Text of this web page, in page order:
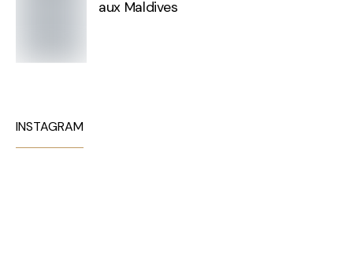
aux Maldives
INSTAGRAM